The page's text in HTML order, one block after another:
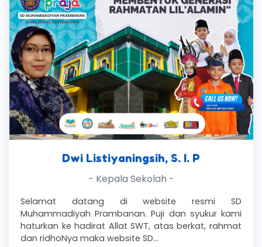
Dwi Listiyaningsih, S. I. P
- Kepala Sekolah -
Selamat datang di website resmi SD
Muhammadiyah Prambanan. Puji dan syukur kami
haturkan ke hadirat Allat SWT, atas berkat, rahmat
dan ridhoNya maka website SD…